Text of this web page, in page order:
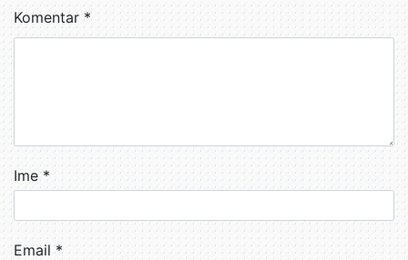
Komentar *
Ime*
Email*